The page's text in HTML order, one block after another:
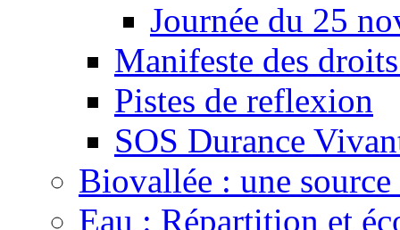
Journée du 25
Manifeste des
Pistes de reflexion
SOS Durance
Biovallée : une
Eau : Répartition et